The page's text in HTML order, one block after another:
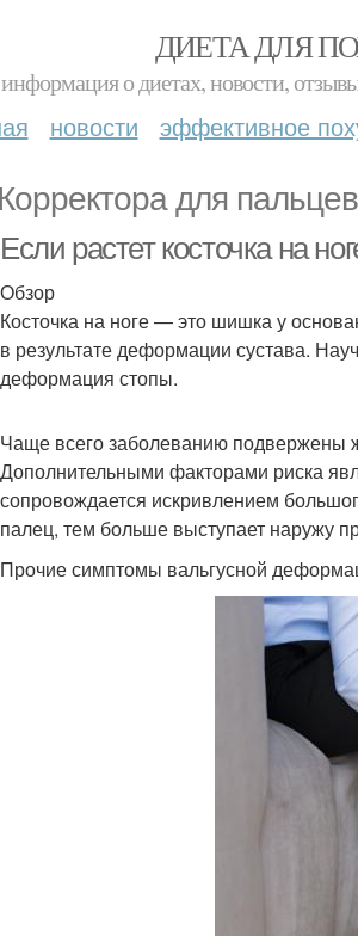
ДИЕТА ДЛЯ
о диетах, новости,
новости эффективное
Корректора для пальцев
Если растет косточка на
Обзор
Косточка на ноге — это шишка у
в результате деформации сустава.
деформация стопы.
Чаще всего заболеванию подвержены
Дополнительными факторами риска
сопровождается искривлением
палец, тем больше выступает наружу
Прочие симптомы вальгусной